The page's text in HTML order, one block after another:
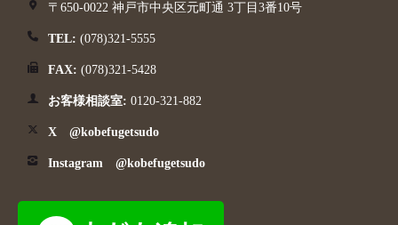
〒650-0022 神戸市中央区元町通 3丁目3番10号
TEL: (078)321-5555
FAX: (078)321-5428
お客様相談室: 0120-321-882
X @kobefugetsudo
Instagram @kobefugetsudo